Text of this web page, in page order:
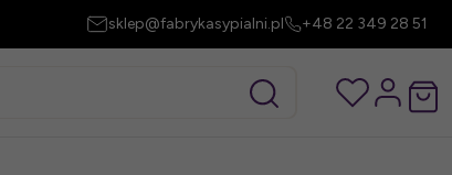
sklep@fabrykasypialni.pl +48 22 349 28 51